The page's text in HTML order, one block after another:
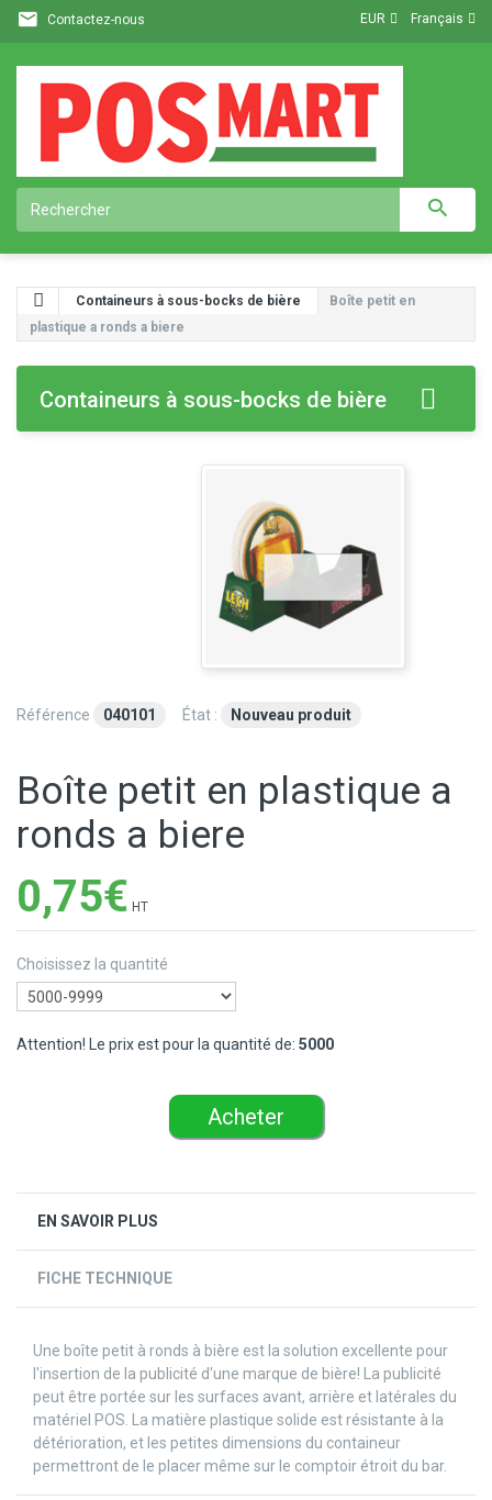
Français
EUR
Contactez-nous
Containeurs à sous-bocks de bière
Boîte petit en
plastique a ronds a biere
Containeurs à sous-bocks de bière
Référence 040101 État : Nouveau produit
Boîte petit en plastique a
ronds a biere
0,75€ HT
Choisissez la quantité
Attention! Le prix est pour la quantité de: 5000
Acheter
EN SAVOIR PLUS
FICHE TECHNIQUE
Une boîte petit à ronds à bière est la solution excellente pour
l'insertion de la publicité d'une marque de bière! La publicité
peut être portée sur les surfaces avant, arrière et latérales du
matériel POS. La matière plastique solide est résistante à la
détérioration, et les petites dimensions du containeur
permettront de le placer même sur le comptoir étroit du bar.